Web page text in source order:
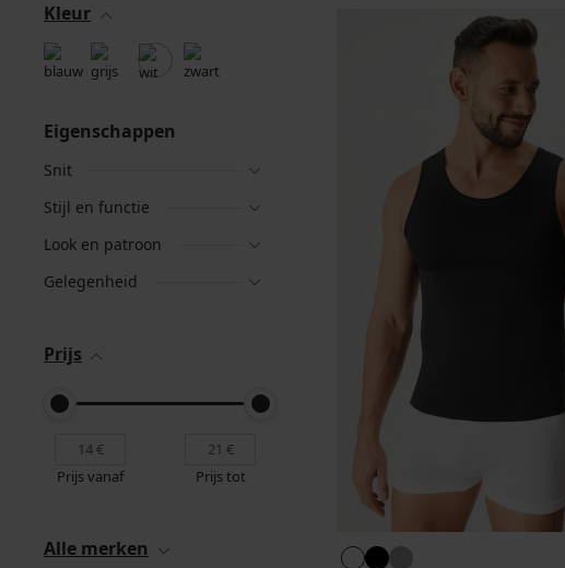
Kleur
Eigenschappen
Snit
Stijl en functie
Look en patroon
Gelegenheid
Prijs
Prijs vanaf Prijs tot
Alle merken